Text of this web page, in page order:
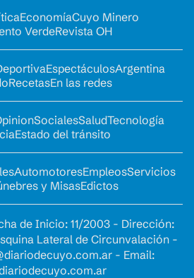
EconomíaCuyo Minero
VerdeRevista OH
EspectáculosArgentina
RecetasEn las redes
SocialesSaludTecnología
Estado del tránsito
AutomotoresEmpleosServicios
y MisasEdictos
de Inicio: 11/2003 - Dirección:
Lateral de Circunvalación -
- Email: